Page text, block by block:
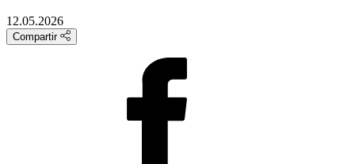
12.05.2026
Compartir